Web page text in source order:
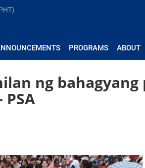
PROGRAMS ABOUT
ng bahagyang